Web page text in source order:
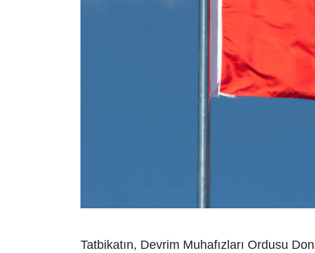
Tatbikatın, Devrim Muhafızları Ordusu